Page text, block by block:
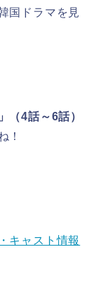
国ドラマを見
（4話～6話）
！
キャスト情報